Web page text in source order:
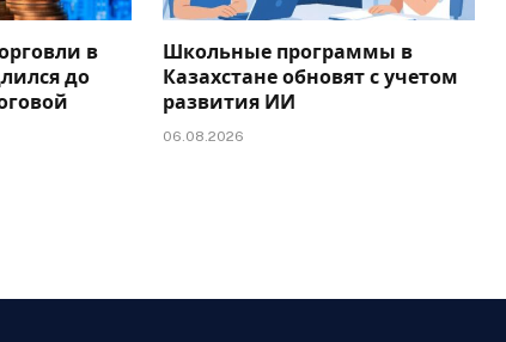
в
до
Школьные программы в
Казахстане обновят с учетом
развития ИИ
06.08.2026